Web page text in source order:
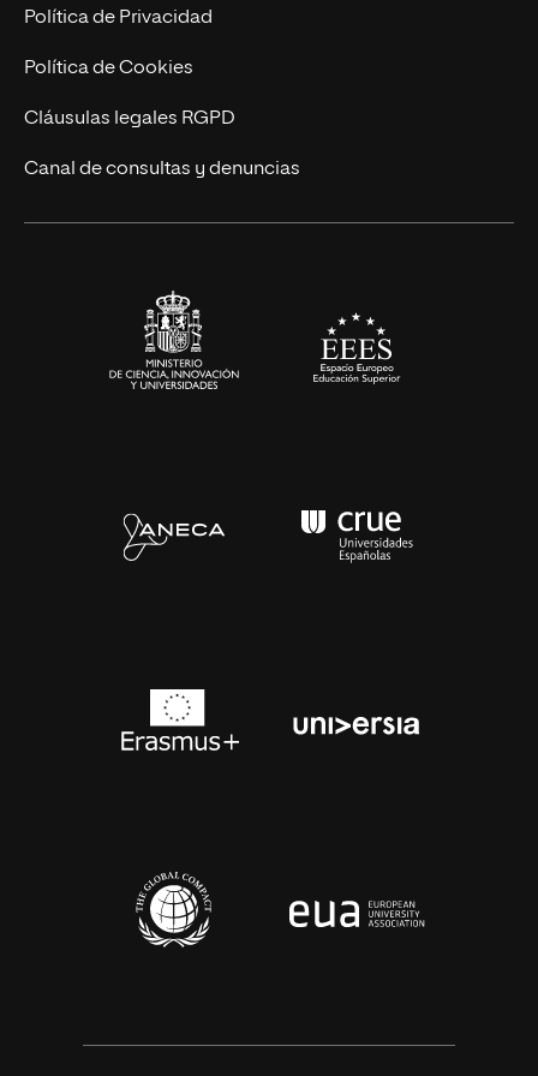
Postgrados
Cursos Universitarios
Trabaja en UNIR
Actualidad
UNIR Revista
Eventos
Política de Privacidad
Política de Cookies
Cláusulas legales RGPD
Canal de consultas y denuncias